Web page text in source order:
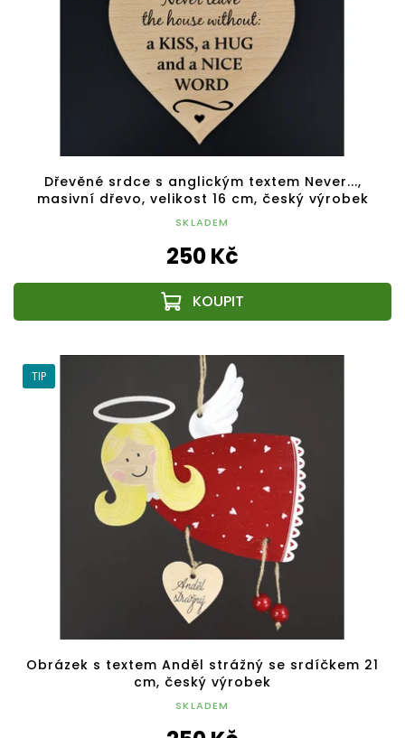
Dřevěné srdce s anglickým textem Never...,
masivní dřevo, velikost 16 cm, český výrobek
SKLADEM
250 Kč
TIP
Obrázek s textem Anděl strážný se srdíčkem 21
cm, český výrobek
SKLADEM